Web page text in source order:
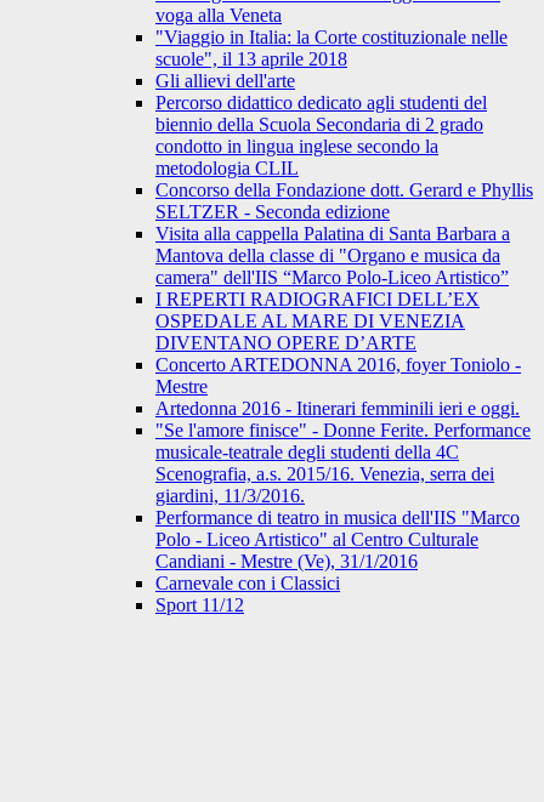
voga alla Veneta
"Viaggio in Italia: la Corte costituzionale nelle
scuole", il 13 aprile 2018
Gli allievi dell'arte
Percorso didattico dedicato agli studenti del
biennio della Scuola Secondaria di 2 grado
condotto in lingua inglese secondo la
metodologia CLIL
Concorso della Fondazione dott. Gerard e Phyllis
SELTZER - Seconda edizione
Visita alla cappella Palatina di Santa Barbara a
Mantova della classe di "Organo e musica da
camera" dell'IIS “Marco Polo-Liceo Artistico”
I REPERTI RADIOGRAFICI DELL’EX
OSPEDALE AL MARE DI VENEZIA
DIVENTANO OPERE D’ARTE
Concerto ARTEDONNA 2016, foyer Toniolo -
Mestre
Artedonna 2016 - Itinerari femminili ieri e oggi.
"Se l'amore finisce" - Donne Ferite. Performance
musicale-teatrale degli studenti della 4C
Scenografia, a.s. 2015/16. Venezia, serra dei
giardini, 11/3/2016.
Performance di teatro in musica dell'IIS "Marco
Polo - Liceo Artistico" al Centro Culturale
Candiani - Mestre (Ve), 31/1/2016
Carnevale con i Classici
Sport 11/12